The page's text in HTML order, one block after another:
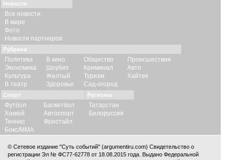
Новости
Все новости
В мире
Фото
Новости партнеров
Рубрики
Политика
Экономика
Культура
В театр
В кино
Шоубиз
Желтый
Здоровье
Общество
Криминал
Туризм
Сад-огород
Происшествия
Авто
Хайтек
Спорт
Футбол
Хоккей
Теннис
Бокс/ММА
Баскетбол
Автоспорт
Фристайл
Регионы
Татарстан
Белоруссия
© Сетевое издание "Суть событий" (argumentiru.com) Свидетельство о
регистрации Эл № ФС77-62778 от 18.08.2015 года. Выдано Федеральной